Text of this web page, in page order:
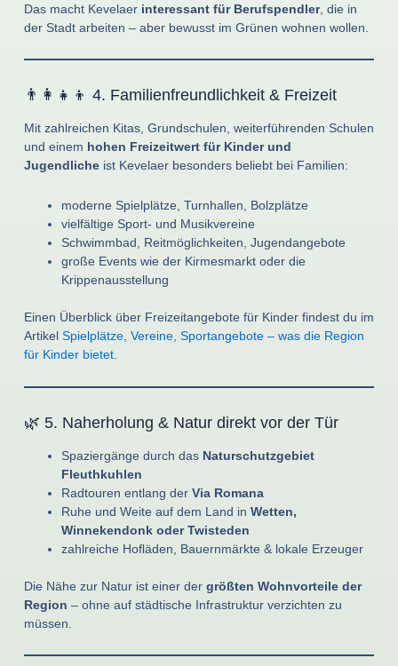
Das macht Kevelaer interessant für Berufspendler, die in
der Stadt arbeiten – aber bewusst im Grünen wohnen wollen.
👨‍👩‍👧‍👦 4. Familienfreundlichkeit & Freizeit
Mit zahlreichen Kitas, Grundschulen, weiterführenden Schulen
und einem hohen Freizeitwert für Kinder und
Jugendlicheist Kevelaer besonders beliebt bei Familien:
moderne Spielplätze, Turnhallen, Bolzplätze
vielfältige Sport- und Musikvereine
Schwimmbad, Reitmöglichkeiten, Jugendangebote
große Events wie der Kirmesmarkt oder die
Krippenausstellung
Einen Überblick über Freizeitangebote für Kinder findest du im
Artikel Spielplätze, Vereine, Sportangebote – was die Region
für Kinder bietet.
🌿 5. Naherholung & Natur direkt vor der Tür
Spaziergänge durch das Naturschutzgebiet
Fleuthkuhlen
Radtouren entlang der Via Romana
Ruhe und Weite auf dem Land in Wetten,
Winnekendonk oder Twisteden
zahlreiche Hofläden, Bauernmärkte & lokale Erzeuger
Die Nähe zur Natur ist einer der größten Wohnvorteile der
Region – ohne auf städtische Infrastruktur verzichten zu
müssen.